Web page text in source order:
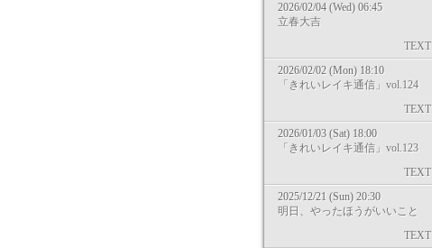
2026/02/04 (Wed) 06:45
立春大吉
TEXT
2026/02/02 (Mon) 18:10
「きれいレイキ通信」vol.124
TEXT
2026/01/03 (Sat) 18:00
「きれいレイキ通信」vol.123
TEXT
2025/12/21 (Sun) 20:30
明日、やったほうがいいこと
TEXT